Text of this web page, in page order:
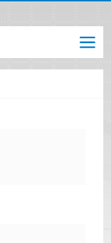
投资企业
人力资源